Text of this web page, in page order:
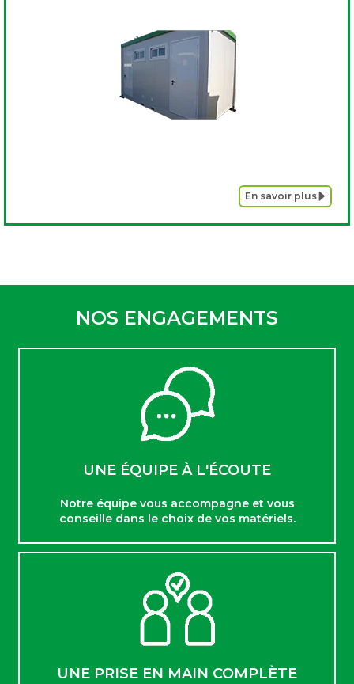
En savoir plus
NOS ENGAGEMENTS
UNE ÉQUIPE À L'ÉCOUTE
Notre équipe vous accompagne et vous
conseille dans le choix de vos matériels.
UNE PRISE EN MAIN COMPLÈTE